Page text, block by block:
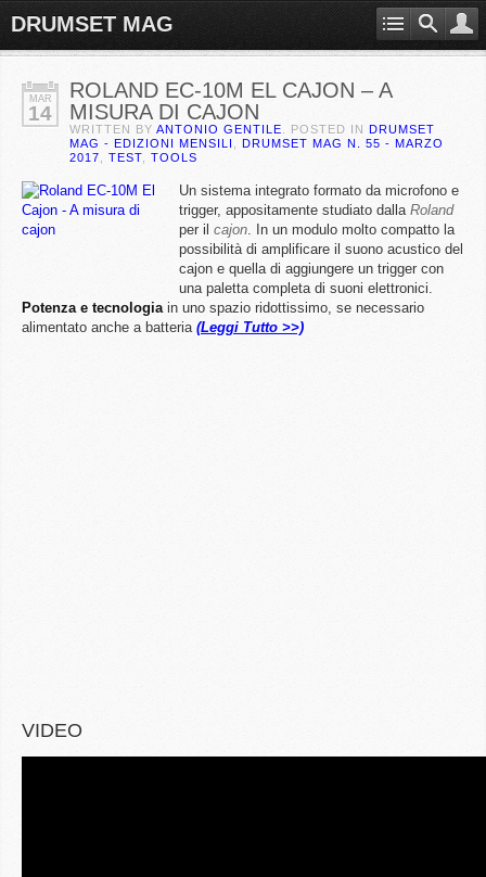
DRUMSET MAG
MAR
14
ROLAND EC-10M EL CAJON – A
MISURA DI CAJON
WRITTEN BY ANTONIO GENTILE . POSTED IN DRUMSET
MAG - EDIZIONI MENSILI
DRUMSET MAG N. 55 - MARZO
2017
TEST TOOLS
Un sistema integrato formato da microfono e
trigger, appositamente studiato dalla Roland
per il cajon. In un modulo molto compatto la
possibilità di amplificare il suono acustico del
cajon e quella di aggiungere un trigger con
una paletta completa di suoni elettronici.
Potenza e tecnologiain uno spazio ridottissimo, se necessario
alimentato anche a batteria (Leggi Tutto >>)
VIDEO